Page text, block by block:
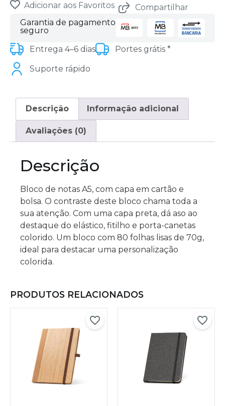
Adicionar aos Favoritos
Compartilhar
Garantia de pagamento
seguro
Entrega 4–6 dias
Portes grátis *
Suporte rápido
Descrição Informação adicional
Avaliações (0)
Descrição
Bloco de notas A5, com capa em cartão e
bolsa. O contraste deste bloco chama toda a
sua atenção. Com uma capa preta, dá aso ao
destaque do elástico, fitilho e porta-canetas
colorido. Um bloco com 80 folhas lisas de 70g,
ideal para destacar uma personalização
colorida.
PRODUTOS RELACIONADOS